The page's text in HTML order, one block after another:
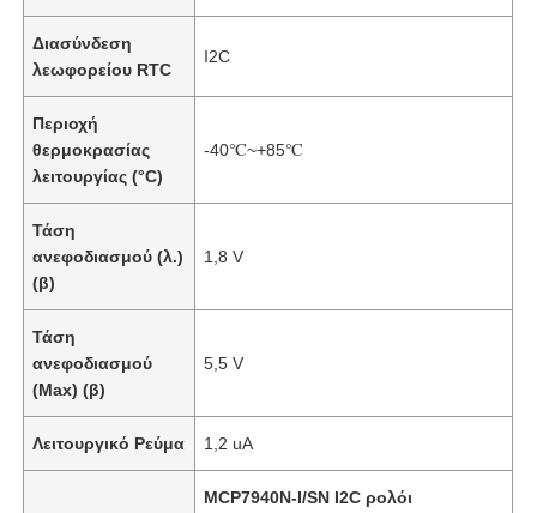
Διασύνδεση
λεωφορείου RTC
I2C
Περιοχή
θερμοκρασίας
λειτουργίας (°C)
-40℃~+85℃
Τάση
ανεφοδιασμού (λ.)
(β)
1,8 V
Τάση
ανεφοδιασμού
(Max) (β)
5,5 V
Λειτουργικό Ρεύμα 1,2 uA
MCP7940N-I/SN I2C ρολόι